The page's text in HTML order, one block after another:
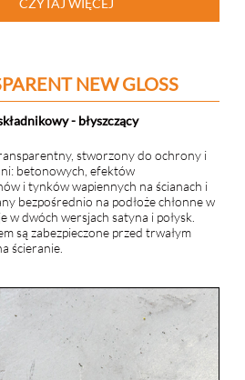
NEW GLOSS
- błyszczący
stworzony do ochrony i
betonowych, efektów
i tynków wapiennych na ścianach i
bezpośrednio na podłoże chłonne w
w dwóch wersjach satyna i połysk.
są zabezpieczone przed trwałym
ścieranie.